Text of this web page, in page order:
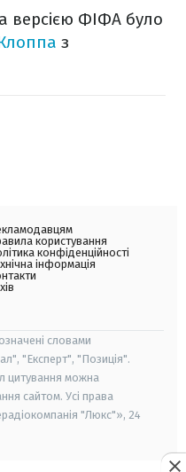
версією ФІФА було
з
користування
конфіденційності
інформація
словами
"Експерт", "Позиція".
цитування можна
сайтом. Усі права
"Люкс"», 24